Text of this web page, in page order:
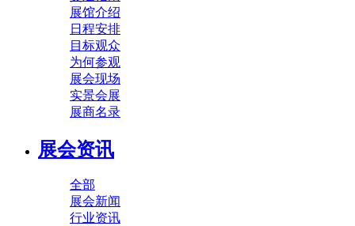
展馆介绍
日程安排
目标观众
为何参观
展会现场
实景会展
展商名录
展会资讯
全部
展会新闻
行业资讯